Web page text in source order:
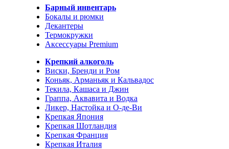
Барный инвентарь
Бокалы и рюмки
Декантеры
Термокружки
Аксессуары Premium
Крепкий алкоголь
Виски, Бренди и Ром
Коньяк, Арманьяк и Кальвадос
Текила, Кашаса и Джин
Граппа, Аквавита и Водка
Ликер, Настойка и О-де-Ви
Крепкая Япония
Крепкая Шотландия
Крепкая Франция
Крепкая Италия